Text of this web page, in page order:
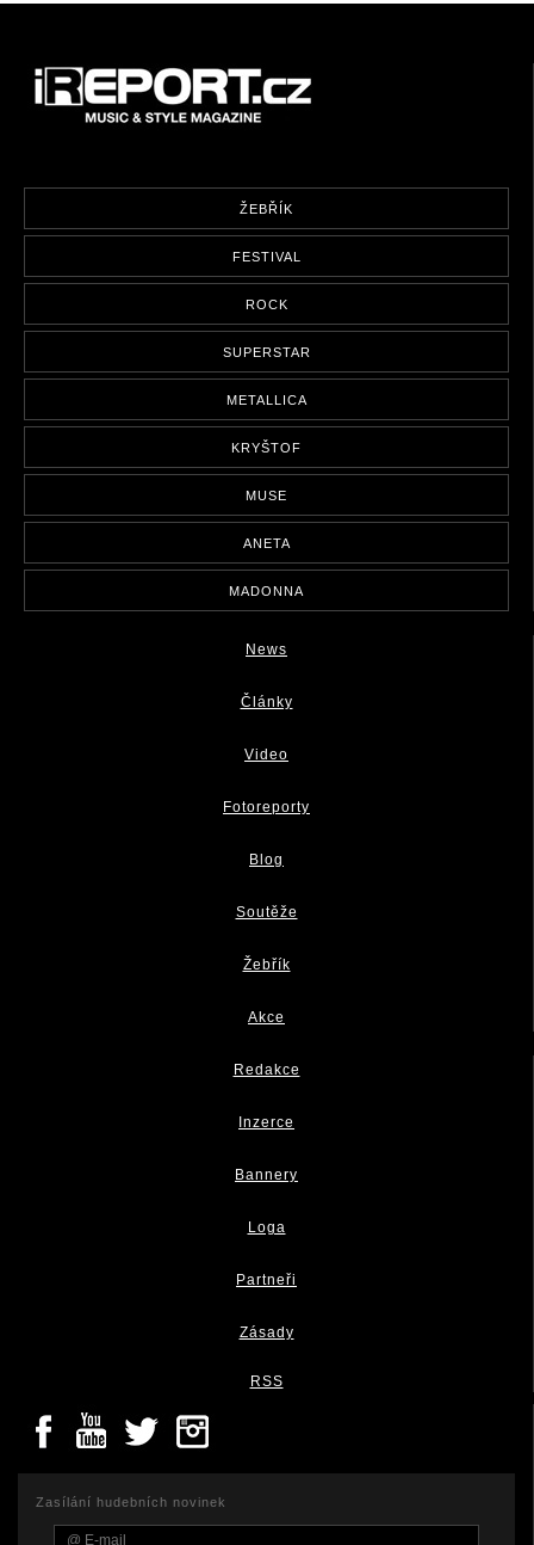
ŽEBŘÍK
FESTIVAL
ROCK
SUPERSTAR
METALLICA
KRYŠTOF
MUSE
ANETA
MADONNA
News
Články
Video
Fotoreporty
Blog
Soutěže
Žebřík
Akce
Redakce
Inzerce
Bannery
Loga
Partneři
Zásady
RSS
Zasílání hudebních novinek